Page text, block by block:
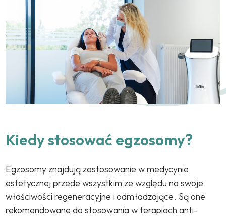
Kiedy stosować egzosomy?
Egzosomy znajdują zastosowanie w medycynie
estetycznej przede wszystkim ze względu na swoje
właściwości regeneracyjne i odmładzające. Są one
rekomendowane do stosowania w terapiach anti-